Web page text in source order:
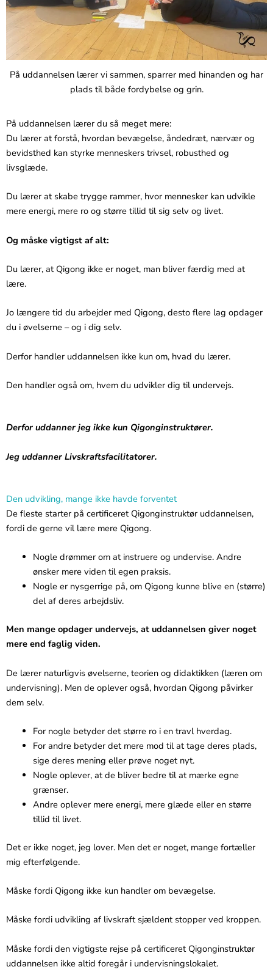
På uddannelsen lærer vi sammen, sparrer med hinanden og har
plads til både fordybelse og grin.
På uddannelsen lærer du så meget mere:
Du lærer at forstå, hvordan bevægelse, åndedræt, nærvær og
bevidsthed kan styrke menneskers trivsel, robusthed og
livsglæde.
Du lærer at skabe trygge rammer, hvor mennesker kan udvikle
mere energi, mere ro og større tillid til sig selv og livet.
Og måske vigtigst af alt:
Du lærer, at Qigong ikke er noget, man bliver færdig med at
lære.
Jo længere tid du arbejder med Qigong, desto flere lag opdager
du i øvelserne – og i dig selv.
Derfor handler uddannelsen ikke kun om, hvad du lærer.
Den handler også om, hvem du udvikler dig til undervejs.
Derfor uddanner jeg ikke kun Qigonginstruktører.
Jeg uddanner Livskraftsfacilitatorer.
Den udvikling, mange ikke havde forventet
De fleste starter på certificeret Qigonginstruktør uddannelsen,
fordi de gerne vil lære mere Qigong.
Nogle drømmer om at instruere og undervise. Andre
ønsker mere viden til egen praksis.
Nogle er nysgerrige på, om Qigong kunne blive en (større)
del af deres arbejdsliv.
Men mange opdager undervejs, at uddannelsen giver noget
mere end faglig viden.
De lærer naturligvis øvelserne, teorien og didaktikken (læren om
undervisning). Men de oplever også, hvordan Qigong påvirker
dem selv.
For nogle betyder det større ro i en travl hverdag.
For andre betyder det mere mod til at tage deres plads,
sige deres mening eller prøve noget nyt.
Nogle oplever, at de bliver bedre til at mærke egne
grænser.
Andre oplever mere energi, mere glæde eller en større
tillid til livet.
Det er ikke noget, jeg lover. Men det er noget, mange fortæller
mig efterfølgende.
Måske fordi Qigong ikke kun handler om bevægelse.
Måske fordi udvikling af livskraft sjældent stopper ved kroppen.
Måske fordi den vigtigste rejse på certificeret Qigonginstruktør
uddannelsen ikke altid foregår i undervisningslokalet.